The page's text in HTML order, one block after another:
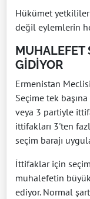
Hükümet
değil eylemlerin
MUHALEFET
GİDİYOR
Ermenistan
Seçime tek
veya 3 partiyle
ittifakları 3'ten
seçim barajı
İttifaklar için
muhalefetin
ediyor. Normal